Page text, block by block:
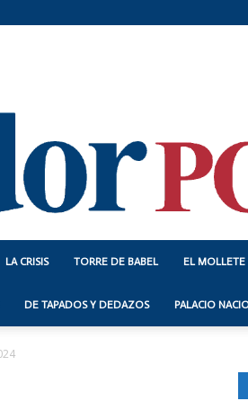
Indicador
LA CRISIS TORRE DE BABEL EL MOLLETE
DE TAPADOS Y DEDAZOS PALACIO